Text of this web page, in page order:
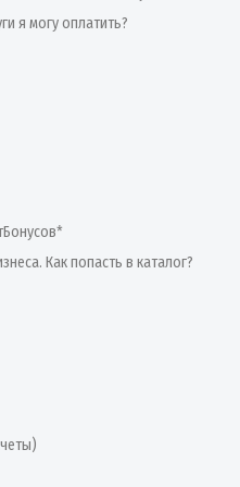
я могу оплатить?
Как попасть в каталог?